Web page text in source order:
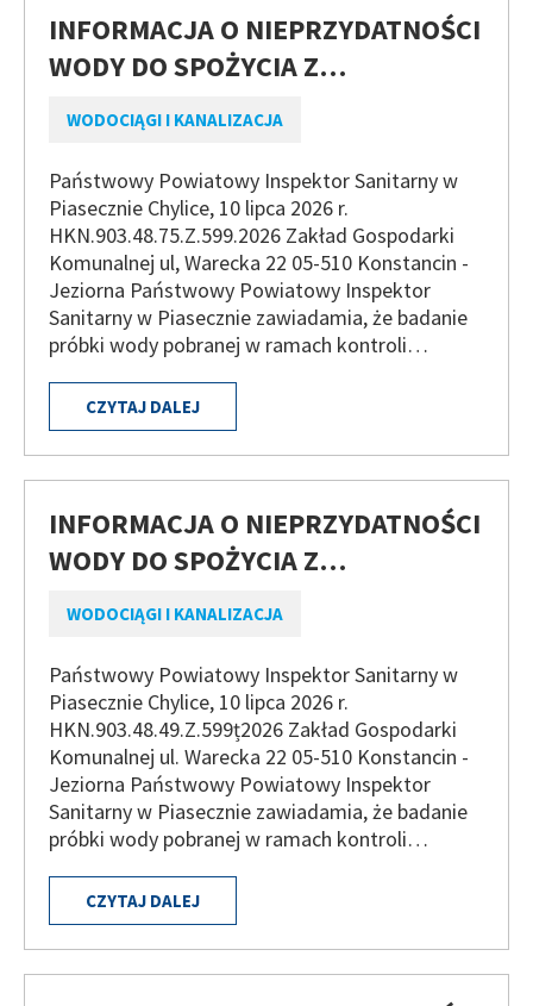
INFORMACJA O NIEPRZYDATNOŚCI
WODY DO SPOŻYCIA Z…
WODOCIĄGI I KANALIZACJA
Państwowy Powiatowy Inspektor Sanitarny w
Piasecznie Chylice, 10 lipca 2026 r.
HKN.903.48.75.Z.599.2026 Zakład Gospodarki
Komunalnej ul, Warecka 22 05-510 Konstancin -
Jeziorna Państwowy Powiatowy Inspektor
Sanitarny w Piasecznie zawiadamia, że badanie
próbki wody pobranej w ramach kontroli…
CZYTAJ DALEJ
INFORMACJA O NIEPRZYDATNOŚCI
WODY DO SPOŻYCIA Z…
WODOCIĄGI I KANALIZACJA
Państwowy Powiatowy Inspektor Sanitarny w
Piasecznie Chylice, 10 lipca 2026 r.
HKN.903.48.49.Z.599ț2026 Zakład Gospodarki
Komunalnej ul. Warecka 22 05-510 Konstancin -
Jeziorna Państwowy Powiatowy Inspektor
Sanitarny w Piasecznie zawiadamia, że badanie
próbki wody pobranej w ramach kontroli…
CZYTAJ DALEJ